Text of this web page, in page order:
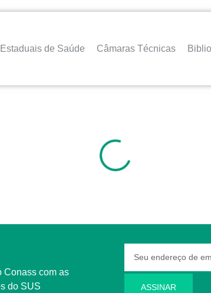
de Saúde Câmaras Técnicas
Conass com as
do SUS
ASSINAR